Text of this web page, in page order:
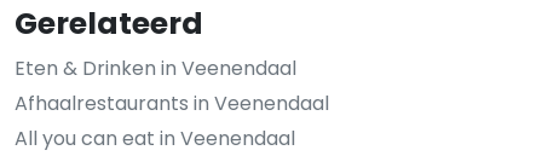
Gerelateerd
Eten & Drinken in Veenendaal
Afhaalrestaurants in Veenendaal
All you can eat in Veenendaal